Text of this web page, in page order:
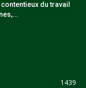
du travail
1439